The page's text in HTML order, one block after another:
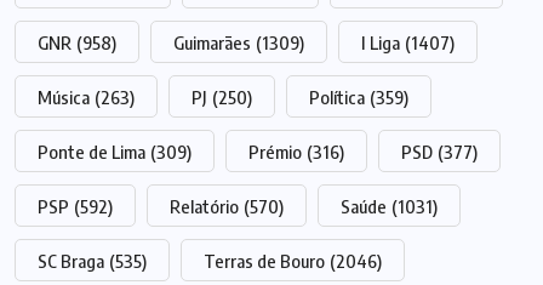
GNR (958) Guimarães (1309) I Liga (1407)
Música (263) PJ (250) Política (359)
Ponte de Lima (309) Prémio (316) PSD (377)
PSP (592) Relatório (570) Saúde (1031)
SC Braga (535) Terras de Bouro (2046)